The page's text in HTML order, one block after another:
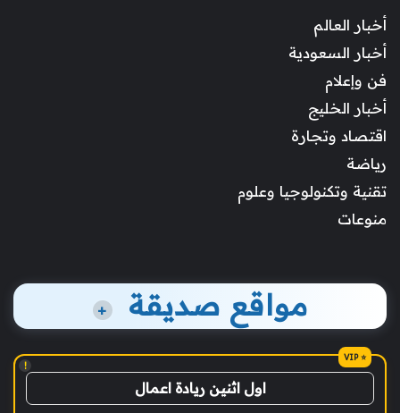
أخبار العالم
أخبار السعودية
فن وإعلام
أخبار الخليج
اقتصاد وتجارة
رياضة
تقنية وتكنولوجيا وعلوم
منوعات
مواقع صديقة +
!
اول اثنين ريادة اعمال